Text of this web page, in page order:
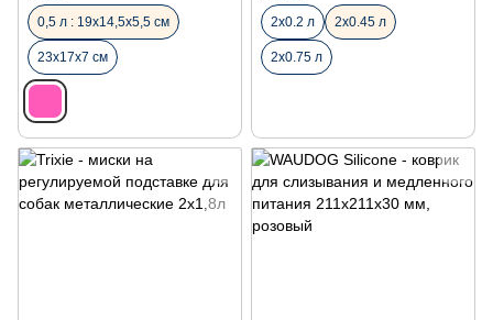
0,5 л : 19x14,5x5,5 см
23х17х7 см
2х0.2 л 2х0.45 л
2х0.75 л